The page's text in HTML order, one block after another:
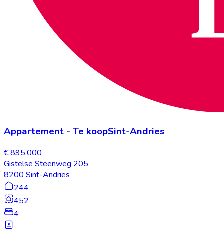
Appartement - Te koopSint-Andries
€ 895.000
Gistelse Steenweg 205
8200 Sint-Andries
244
452
4